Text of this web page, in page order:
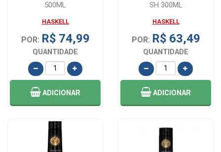
500ML
HASKELL
POR: R$ 74,99
QUANTIDADE
ADICIONAR
SH 300ML
HASKELL
POR: R$ 63,49
QUANTIDADE
ADICIONAR